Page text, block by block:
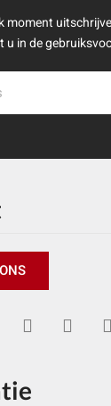
moment
u in de